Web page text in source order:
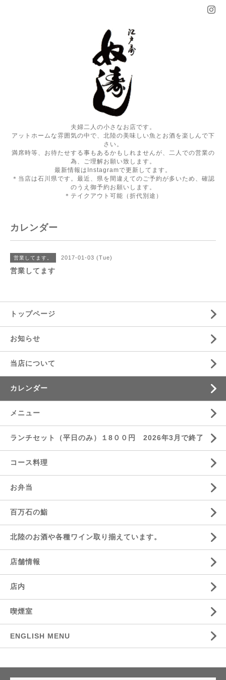
夫婦二人の小さなお店です。
アットホームな雰囲気の中で、北陸の美味しい魚とお酒を楽しんで下
さい。
満席時等、お待たせする事もあるかもしれませんが、二人での営業の
為、ご理解お願い致します。
最新情報はInstagramで更新してます。
＊当店は石川県です。最近、県を間違えてのご予約が多いため、確認
のうえ御予約お願いします。
＊テイクアウト可能（折代別途）
カレンダー
営業してます。 2017-01-03 (Tue)
営業してます
トップページ
お知らせ
当店について
カレンダー
メニュー
ランチセット（平日のみ）１8００円 2026年3月で終了
コース料理
お弁当
百万石の鮨
北陸のお酒や各種ワイン取り揃えています。
店舗情報
店内
喫煙室
ENGLISH MENU